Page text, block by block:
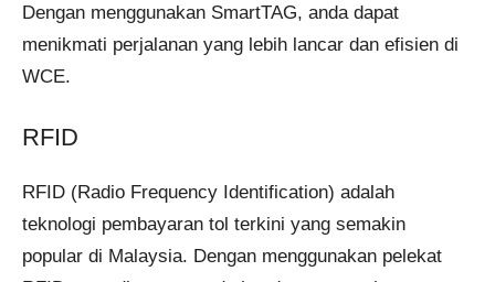
Dengan menggunakan SmartTAG, anda dapat
menikmati perjalanan yang lebih lancar dan efisien di
WCE.
RFID
RFID (Radio Frequency Identification) adalah
teknologi pembayaran tol terkini yang semakin
popular di Malaysia. Dengan menggunakan pelekat